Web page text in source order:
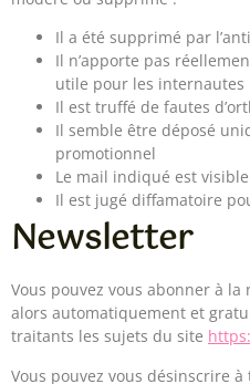
Il a été supprimé par
Il n’apporte pas
utile pour les internautes
Il est truffé de fautes
Il semble être déposé
promotionnel
Le mail indiqué est
Il est jugé diffamatoire
Newsletter
Vous pouvez vous abonner à
alors automatiquement et
traitants les sujets du site
Vous pouvez vous désinscrire